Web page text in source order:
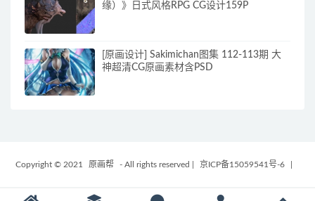
缘）》日式风格RPG CG设计159P
[原画设计] Sakimichan图集 112-113期 大
神超清CG原画素材含PSD
Copyright © 2021 原画帮 - All rights reserved 京ICP备15059541号-6